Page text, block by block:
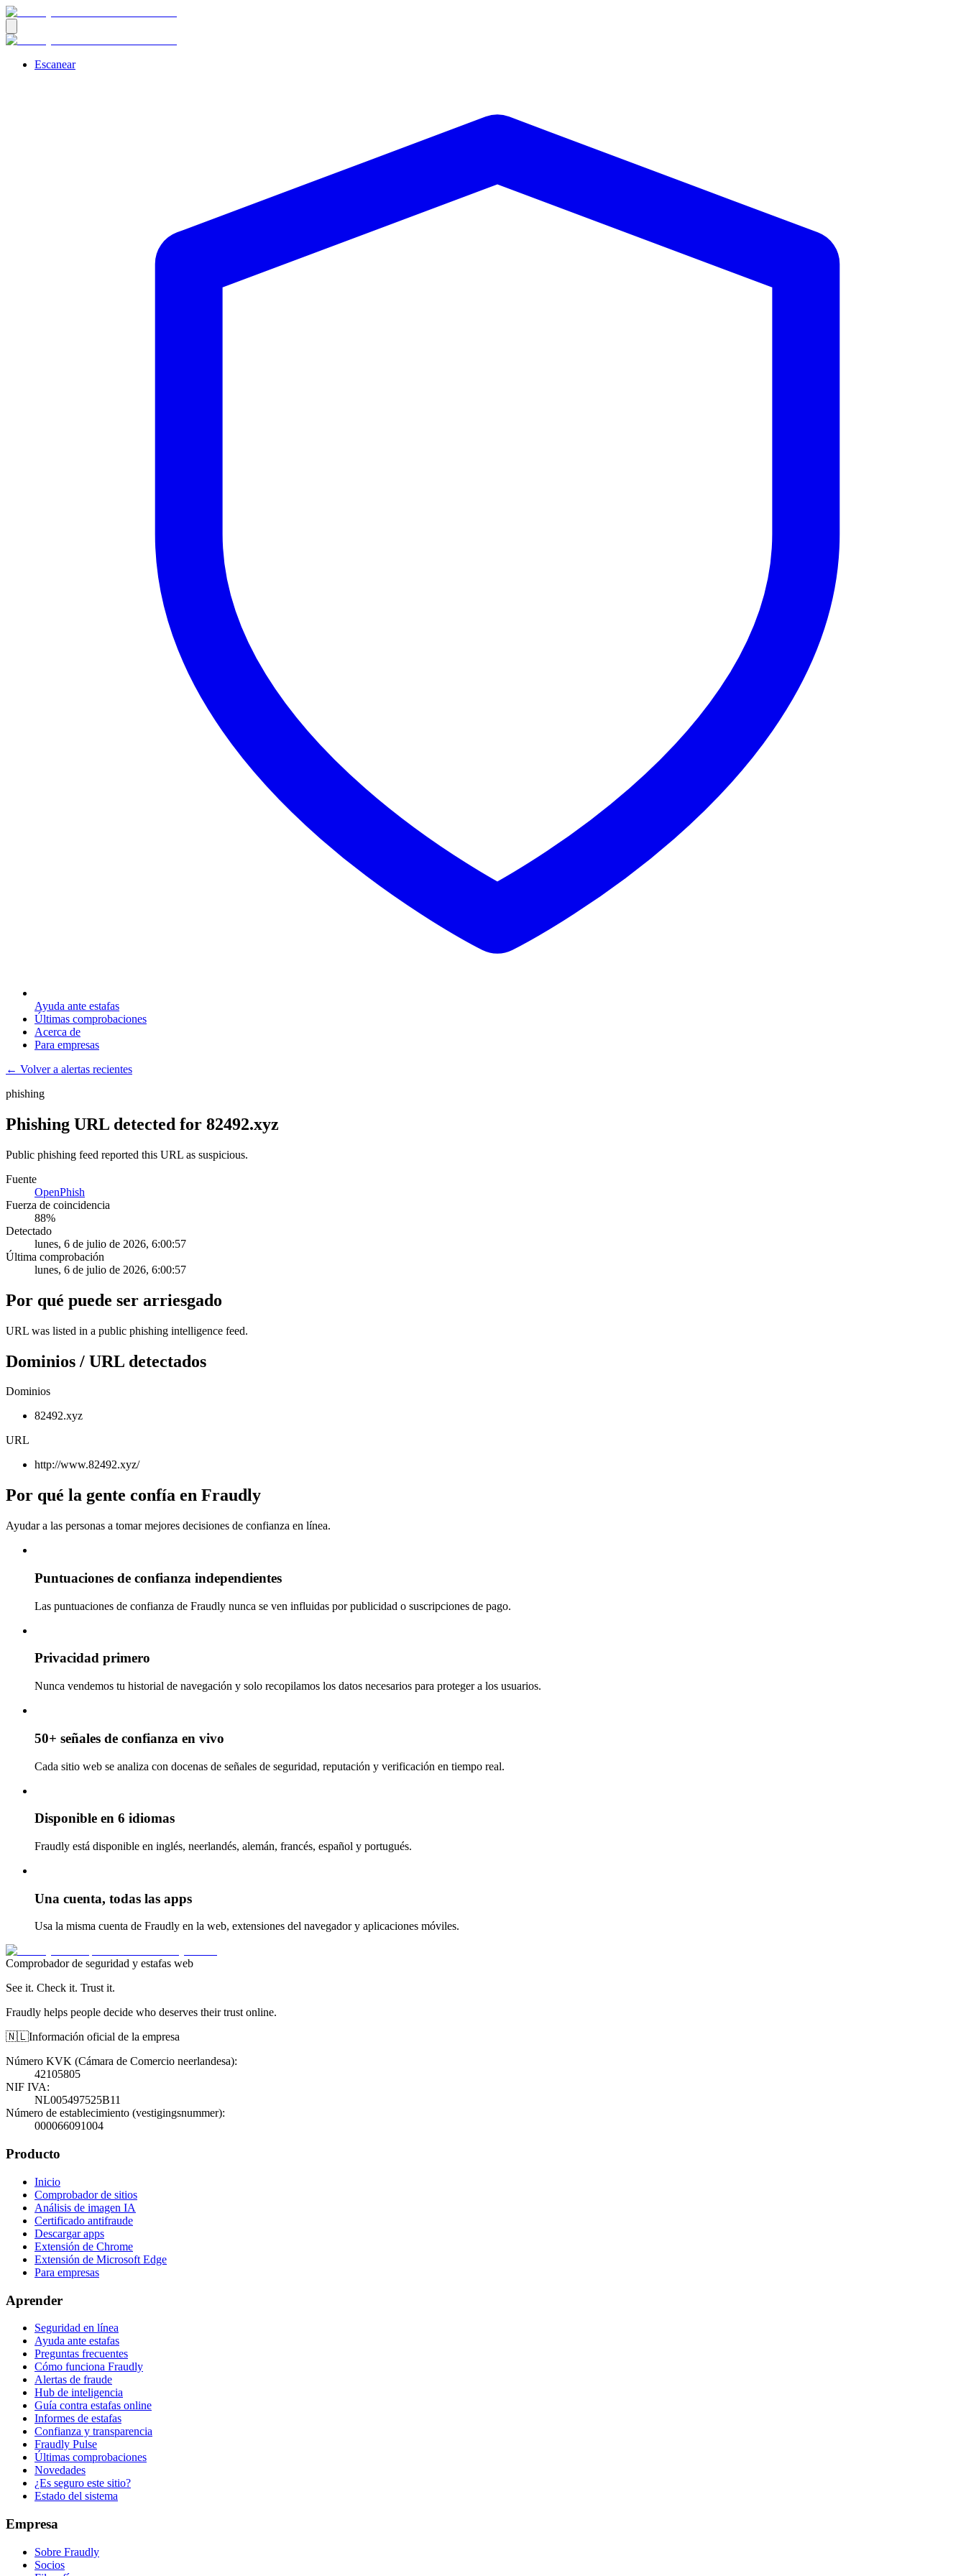
Escanear
Ayuda ante estafas
Últimas comprobaciones
Acerca de
Para empresas
← Volver a alertas recientes
phishing
Phishing URL detected for 82492.xyz
Public phishing feed reported this URL as suspicious.
Fuente
OpenPhish
Fuerza de coincidencia
88%
Detectado
lunes, 6 de julio de 2026, 6:00:57
Última comprobación
lunes, 6 de julio de 2026, 6:00:57
Por qué puede ser arriesgado
URL was listed in a public phishing intelligence feed.
Dominios / URL detectados
Dominios
82492.xyz
URL
http://www.82492.xyz/
Por qué la gente confía en Fraudly
Ayudar a las personas a tomar mejores decisiones de confianza en línea.
Puntuaciones de confianza independientes
Las puntuaciones de confianza de Fraudly nunca se ven influidas por publicidad o suscripciones de pago.
Privacidad primero
Nunca vendemos tu historial de navegación y solo recopilamos los datos necesarios para proteger a los usuarios.
50+ señales de confianza en vivo
Cada sitio web se analiza con docenas de señales de seguridad, reputación y verificación en tiempo real.
Disponible en 6 idiomas
Fraudly está disponible en inglés, neerlandés, alemán, francés, español y portugués.
Una cuenta, todas las apps
Usa la misma cuenta de Fraudly en la web, extensiones del navegador y aplicaciones móviles.
Comprobador de seguridad y estafas web
See it. Check it. Trust it.
Fraudly helps people decide who deserves their trust online.
🇳🇱Información oficial de la empresa
Número KVK (Cámara de Comercio neerlandesa):
42105805
NIF IVA:
NL005497525B11
Número de establecimiento (vestigingsnummer):
000066091004
Producto
Inicio
Comprobador de sitios
Análisis de imagen IA
Certificado antifraude
Descargar apps
Extensión de Chrome
Extensión de Microsoft Edge
Para empresas
Aprender
Seguridad en línea
Ayuda ante estafas
Preguntas frecuentes
Cómo funciona Fraudly
Alertas de fraude
Hub de inteligencia
Guía contra estafas online
Informes de estafas
Confianza y transparencia
Fraudly Pulse
Últimas comprobaciones
Novedades
¿Es seguro este sitio?
Estado del sistema
Empresa
Sobre Fraudly
Socios